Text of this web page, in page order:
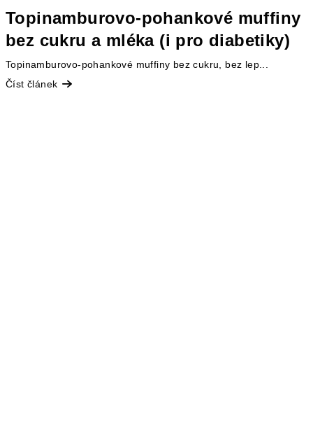
Topinamburovo-pohankové muffiny
bez cukru a mléka (i pro diabetiky)
Topinamburovo-pohankové muffiny bez cukru, bez lep...
Číst článek